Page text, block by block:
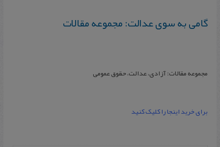
گامی به سوی عدالت: مجموعه مقالات
مجموعه مقالات: آزادی، عدالت، حقوق عمومی
برای خرید اینجا را کلیک کنید